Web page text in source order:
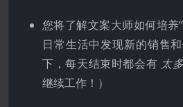
您将了解文案大师如何培养
日常生活中发现新的销售
下，每天结束时都会有 太
继续工作！）